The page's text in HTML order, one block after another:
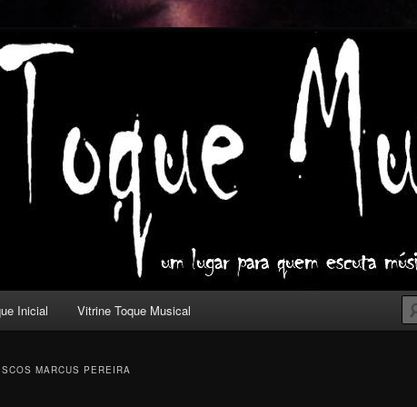
com outros olhos.
Inicial Vitrine Toque Musical
MARCUS PEREIRA